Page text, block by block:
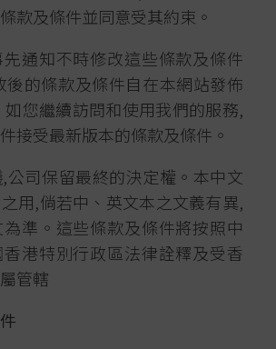
款及條件並同意受其約束。
通知不時修改這些條款及條件
後的條款及條件自在本網站發佈
如您繼續訪問和使用我們的服務,
接受最新版本的條款及條件。
公司保留最終的決定權。本中文
用,倘若中、英文本之文義有異,
準。這些條款及條件將按照中
港特別行政區法律詮釋及受香
管轄